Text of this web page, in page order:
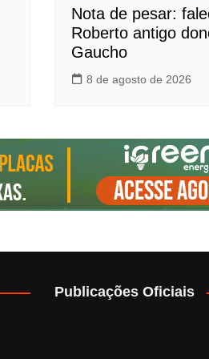
Nota de pesar:
Roberto antigo
Gaucho
8 de agosto de 2026
Publicações Oficiais